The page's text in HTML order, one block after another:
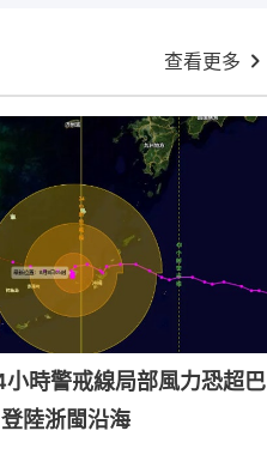
查看更多
時警戒線局部風力恐超巴
陸浙閩沿海